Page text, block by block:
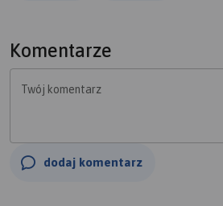
Komentarze
Twój komentarz
dodaj komentarz